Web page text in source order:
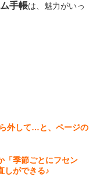
手帳は、魅力がいっ
外して…と、ページの
「季節ごとにフセン
しができる♪